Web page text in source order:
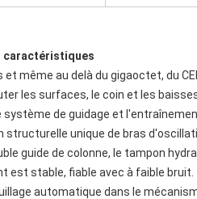
caractéristiques
même au delà du gigaoctet, du
les surfaces, le coin et les baisses
système de guidage et
structurelle unique de bras
guide de colonne, le tampon
est stable, fiable avec à faible bruit.
automatique dans le